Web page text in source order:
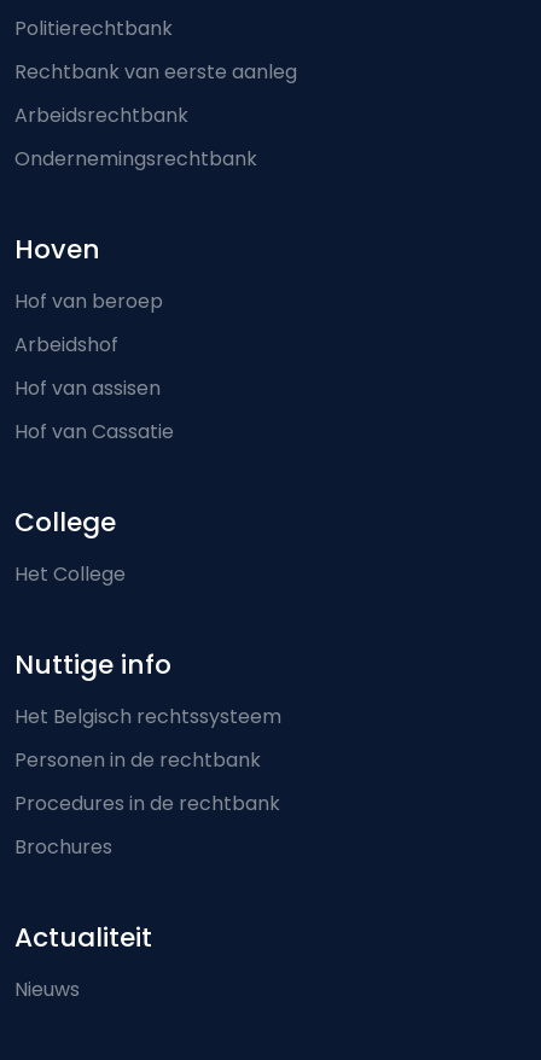
Politierechtbank
Rechtbank van eerste aanleg
Arbeidsrechtbank
Ondernemingsrechtbank
Hoven
Hof van beroep
Arbeidshof
Hof van assisen
Hof van Cassatie
College
Het College
Nuttige info
Het Belgisch rechtssysteem
Personen in de rechtbank
Procedures in de rechtbank
Brochures
Actualiteit
Nieuws